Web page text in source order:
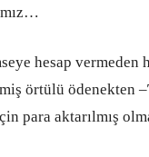
hesap vermeden
örtülü ödenekten –
para aktarılmış